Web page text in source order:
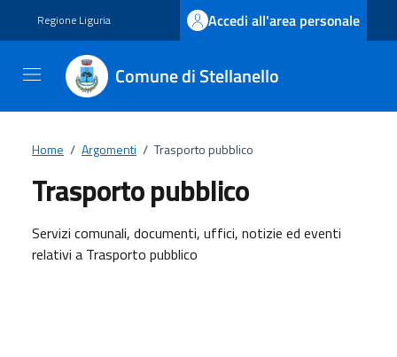
Regione Liguria Accedi all'area personale
Comune di Stellanello
Home / Argomenti / Trasporto pubblico
Trasporto pubblico
Dettagli dell'argomento
Servizi comunali, documenti, uffici, notizie ed eventi
relativi a Trasporto pubblico